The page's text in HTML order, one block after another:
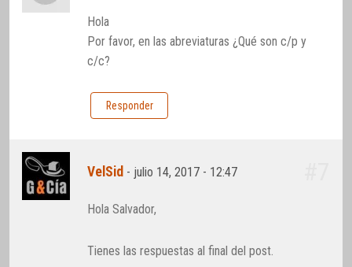
Hola
Por favor, en las abreviaturas ¿Qué son c/p y
c/c?
Responder
VelSid - julio 14, 2017 - 12:47
Hola Salvador,
Tienes las respuestas al final del post.